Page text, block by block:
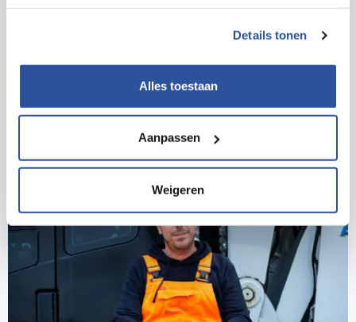
Details tonen
Alles toestaan
Aanpassen
Weigeren
Lees meer